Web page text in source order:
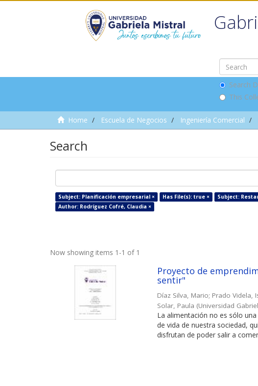
Search
This
Home Escuela de Negocios Ingeniería Comercial
Search
Subject: Planificación empresarial × Has File(s): true × Subject:
Author: Rodríguez Cofré, Claudia ×
Now showing items 1-1 of 1
Proyecto de
sentir"
Díaz Silva, Mario; Prado Videla,
Solar, Paula (Universidad
La alimentación no es sólo
de vida de nuestra sociedad,
disfrutan de poder salir a